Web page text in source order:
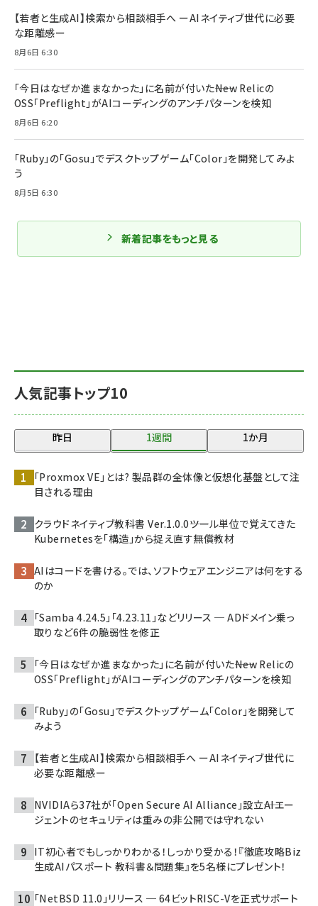
人気記事トップ10
昨日 1週間 1か月
「Proxmox VE」とは? 製品群の全体像と仮想化基盤として注
目される理由
クラウドネイティブ教科書 Ver.1.0.0――ツール単位で覚えてきた
Kubernetesを「構造」から捉え直す無償教材
AIはコードを書ける。では、ソフトウェアエンジニアは何をする
のか
「Samba 4.24.5」「4.23.11」などリリース ─ ADドメイン乗っ
取りなど6件の脆弱性を修正
「今日はなぜか進まなかった」に名前が付いた――New Relicの
OSS「Preflight」がAIコーディングのアンチパターンを検知
「Ruby」の「Gosu」でデスクトップゲーム「Color」を開発して
みよう
【若者と生成AI】検索から相談相手へ ーAIネイティブ世代に
必要な距離感ー
NVIDIAら37社が「Open Secure AI Alliance」設立――AIエー
ジェントのセキュリティは重みの非公開では守れない
IT初心者でもしっかりわかる！しっかり受かる！『徹底攻略Biz
生成AIパスポート 教科書＆問題集』を5名様にプレゼント！
「NetBSD 11.0」リリース ─ 64ビットRISC-Vを正式サポート
【若者と生成AI】検索から相談相手へ ーAIネイティブ世代に必要
な距離感ー
8月6日 6:30
「今日はなぜか進まなかった」に名前が付いた――New Relicの
OSS「Preflight」がAIコーディングのアンチパターンを検知
8月6日 6:20
「Ruby」の「Gosu」でデスクトップゲーム「Color」を開発してみよ
う
8月5日 6:30
新着記事をもっと見る